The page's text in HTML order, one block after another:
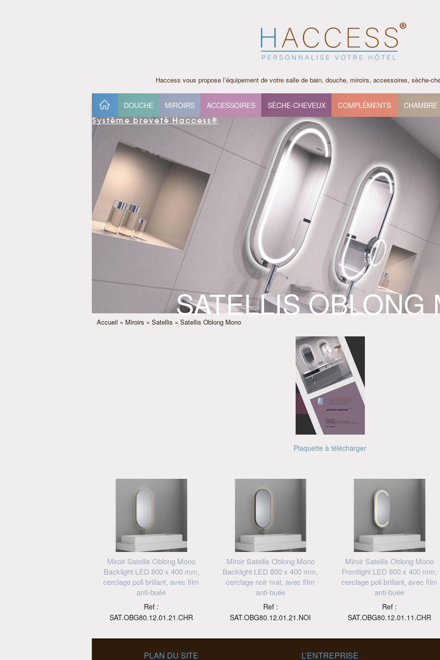
Haccess vous propose l’équipement de votre salle de bain, douche, miroirs, accessoires, sèche-
DOUCHE MIROIRS ACCESSOIRES SÈCHE-CHEVEUX COMPLÉMENTS CHAMBRE
SATELLIS OBLONG
Accueil » Miroirs » Satellis » Satellis Oblong Mono
Plaquette à télécharger
Miroir Satellis Oblong Mono
Backlight LED 800 x 400 mm,
cerclage poli brillant, avec film
anti-buée
Ref :
SAT.OBG80.12.01.21.CHR
Miroir Satellis Oblong Mono
Backlight LED 800 x 400 mm,
cerclage noir mat, avec film
anti-buée
Ref :
SAT.OBG80.12.01.21.NOI
Miroir Satellis Oblong Mono
Frontlight LED 800 x 400 mm,
cerclage poli brillant, avec film
anti-buée
Ref :
SAT.OBG80.12.01.11.CHR
PLAN DU SITE L’ENTREPRISE